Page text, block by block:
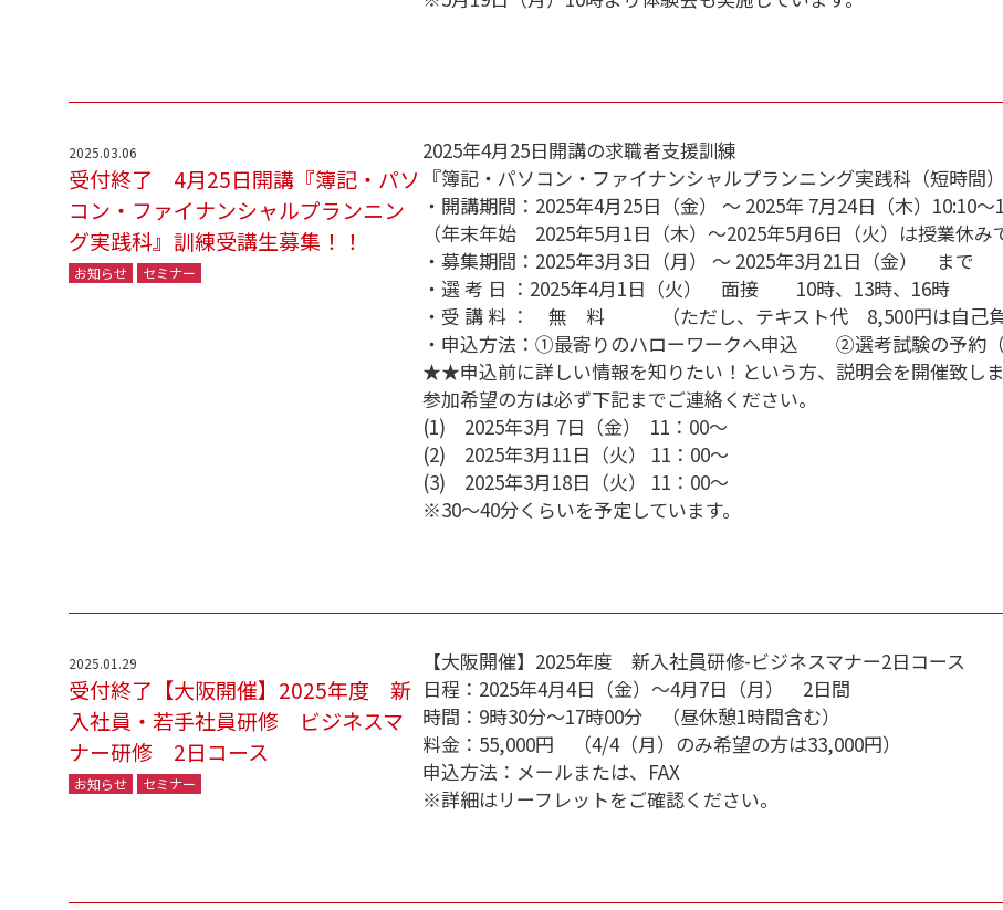
2025.03.06
受付終了 4月25日開講『簿記・パソ
コン・ファイナンシャルプランニン
グ実践科』訓練受講生募集！！
お知らせ セミナー
2025年4月25日開講の求職者支援訓練
『簿記・パソコン・ファイナンシャルプランニング実践科（短時間
・開講期間：2025年4月25日（金） ～ 2025年 7月24日（木）10:10～
（年末年始 2025年5月1日（木）～2025年5月6日（火）は授業休み
・募集期間：2025年3月3日（月） ～ 2025年3月21日（金） まで
・選 考 日 ：2025年4月1日（火） 面接 10時、13時、16時
・受 講 料 ： 無 料 （ただし、テキスト代 8,500円は自己負
・申込方法：①最寄りのハローワークへ申込 ②選考試験の予約（
★★申込前に詳しい情報を知りたい！という方、説明会を開催致
参加希望の方は必ず下記までご連絡ください。
(1) 2025年3月 7日（金） 11：00～
(2) 2025年3月11日（火） 11：00～
(3) 2025年3月18日（火） 11：00～
※30～40分くらいを予定しています。
2025.01.29
受付終了【大阪開催】2025年度 新
入社員・若手社員研修 ビジネスマ
ナー研修 2日コース
お知らせ セミナー
【大阪開催】2025年度 新入社員研修-ビジネスマナー2日コース
日程：2025年4月4日（金）～4月7日（月） 2日間
時間：9時30分～17時00分 （昼休憩1時間含む）
料金：55,000円 （4/4（月）のみ希望の方は33,000円）
申込方法：メールまたは、FAX
※詳細はリーフレットをご確認ください。